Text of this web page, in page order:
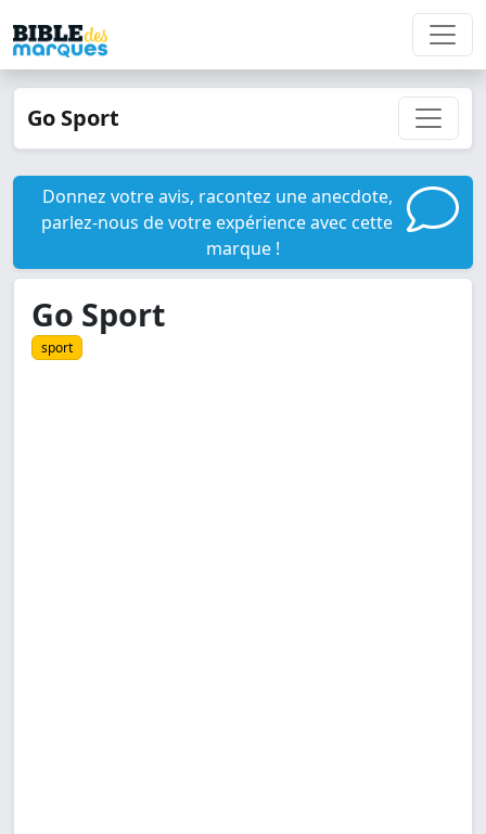
Go Sport
Donnez votre avis, racontez une anecdote,
parlez-nous de votre expérience avec cette
marque !
Go Sport
sport